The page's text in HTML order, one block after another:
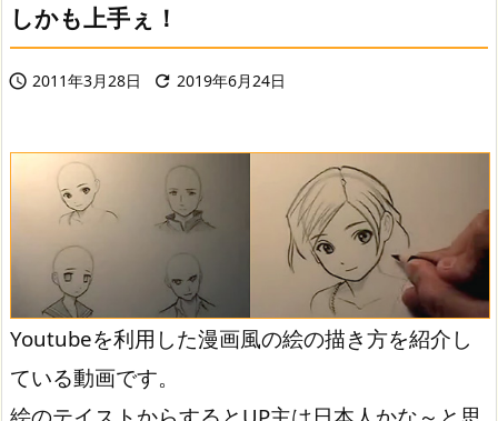
しかも上手ぇ！
 2011年3月28日  2019年6月24日
Youtubeを利用した漫画風の絵の描き方を紹介し
ている動画です。